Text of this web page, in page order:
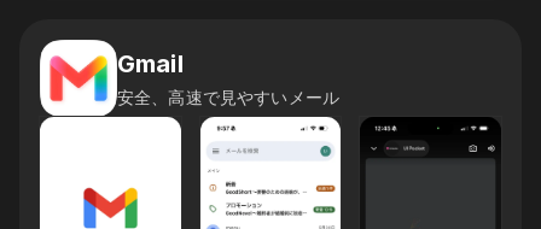
Gmail
安全、高速で見やすいメール